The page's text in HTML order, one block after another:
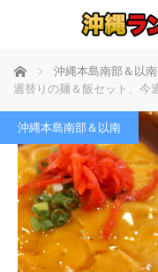
ホーム 沖縄本島南部＆以南
週替りの麺＆飯セット、今
沖縄本島南部＆以南